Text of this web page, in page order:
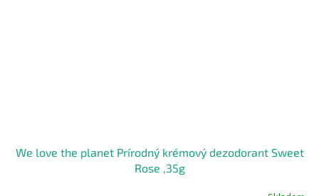
We love the planet Prírodný krémový dezodorant Sweet
Rose ,35g